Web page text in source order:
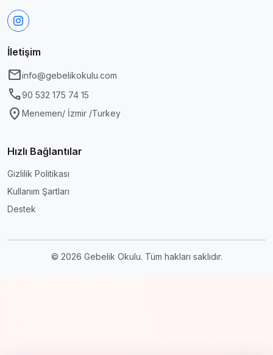
İletişim
mailinfo@gebelikokulu.com
call90 532 175 74 15
location_on Menemen/ İzmir /Turkey
Hızlı Bağlantılar
Gizlilik Politikası
Kullanım Şartları
Destek
© 2026 Gebelik Okulu. Tüm hakları saklıdır.